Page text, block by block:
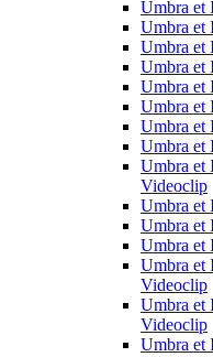
Umbra et
Umbra et
Umbra et
Umbra et
Umbra et
Umbra et
Umbra et
Umbra et
Umbra et
Videoclip
Umbra et
Umbra et
Umbra et
Umbra et
Videoclip
Umbra et
Videoclip
Umbra et